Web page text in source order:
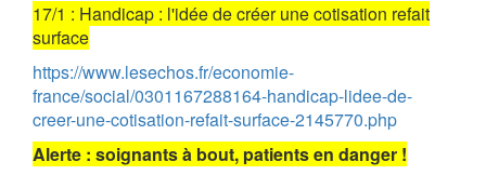
17/1 : Handicap : l'idée de créer une cotisation refait
surface
https://www.lesechos.fr/economie-
france/social/0301167288164-handicap-lidee-de-
creer-une-cotisation-refait-surface-2145770.php
Alerte : soignants à bout, patients en danger !